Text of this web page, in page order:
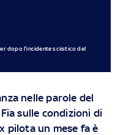
dopo l'incidente sciistico del
nelle parole del
sulle condizioni di
pilota un mese fa è